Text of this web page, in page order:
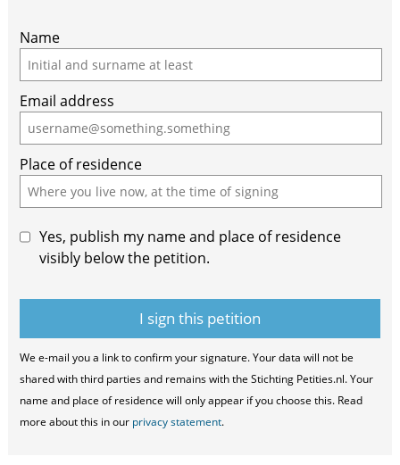
Name
Email address
Place of residence
Yes, publish my name and place of residence
visibly below the petition.
We e-mail you a link to confirm your signature. Your data will not be
shared with third parties and remains with the Stichting Petities.nl. Your
name and place of residence will only appear if you choose this. Read
more about this in our privacy statement.